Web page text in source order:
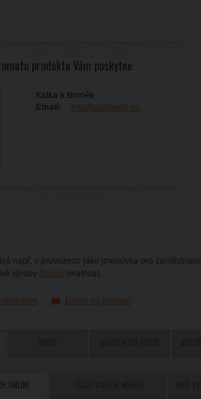
produktu Vám poskytne
Katka a Broněk
info@auditweb.eu
Email:
např. v provozech jako jmenovka pro
výroby štočku (matrice).
Dotaz na produkt
ONLINE